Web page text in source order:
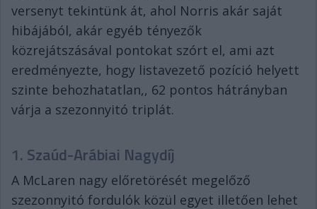
versenyt tekintünk át, ahol Norris akár saját
hibájából, akár egyéb tényezők
közrejátszásával pontokat szórt el, ami azt
eredményezte, hogy listavezető pozíció helyett
szinte behozhatatlan,, 62 pontos hátrányban
várja a szezonnyitó triplát.
1. Szaúd-Arábiai Nagydíj
A McLaren nagy előretörését megelőző
szezonnyitó fordulók közül egyet illetően lehet